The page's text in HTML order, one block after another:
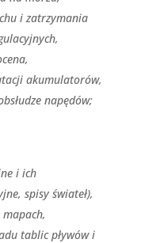
i zatrzymania
akumulatorów,
napędów;
i ich
spisy świateł),
tablic pływów i